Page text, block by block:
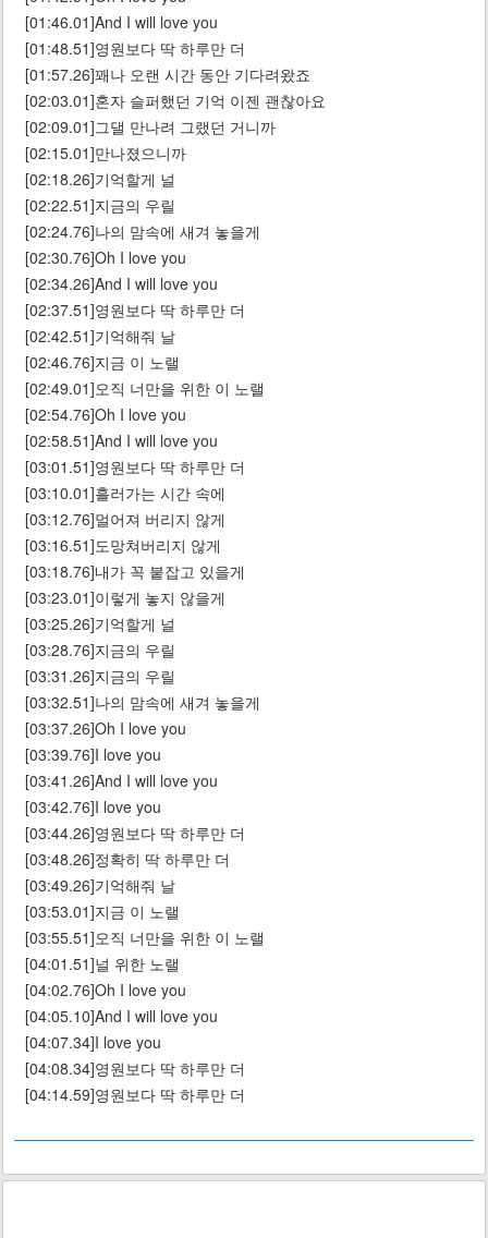
[01:46.01]And I will love you
[01:48.51]영원보다 딱 하루만 더
[01:57.26]꽤나 오랜 시간 동안 기다려왔죠
[02:03.01]혼자 슬퍼했던 기억 이젠 괜찮아요
[02:09.01]그댈 만나려 그랬던 거니까
[02:15.01]만나졌으니까
[02:18.26]기억할게 널
[02:22.51]지금의 우릴
[02:24.76]나의 맘속에 새겨 놓을게
[02:30.76]Oh I love you
[02:34.26]And I will love you
[02:37.51]영원보다 딱 하루만 더
[02:42.51]기억해줘 날
[02:46.76]지금 이 노랠
[02:49.01]오직 너만을 위한 이 노랠
[02:54.76]Oh I love you
[02:58.51]And I will love you
[03:01.51]영원보다 딱 하루만 더
[03:10.01]흘러가는 시간 속에
[03:12.76]멀어져 버리지 않게
[03:16.51]도망쳐버리지 않게
[03:18.76]내가 꼭 붙잡고 있을게
[03:23.01]이렇게 놓지 않을게
[03:25.26]기억할게 널
[03:28.76]지금의 우릴
[03:31.26]지금의 우릴
[03:32.51]나의 맘속에 새겨 놓을게
[03:37.26]Oh I love you
[03:39.76]I love you
[03:41.26]And I will love you
[03:42.76]I love you
[03:44.26]영원보다 딱 하루만 더
[03:48.26]정확히 딱 하루만 더
[03:49.26]기억해줘 날
[03:53.01]지금 이 노랠
[03:55.51]오직 너만을 위한 이 노랠
[04:01.51]널 위한 노랠
[04:02.76]Oh I love you
[04:05.10]And I will love you
[04:07.34]I love you
[04:08.34]영원보다 딱 하루만 더
[04:14.59]영원보다 딱 하루만 더